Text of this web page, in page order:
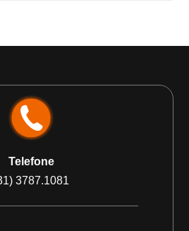
Telefone
3787.1081